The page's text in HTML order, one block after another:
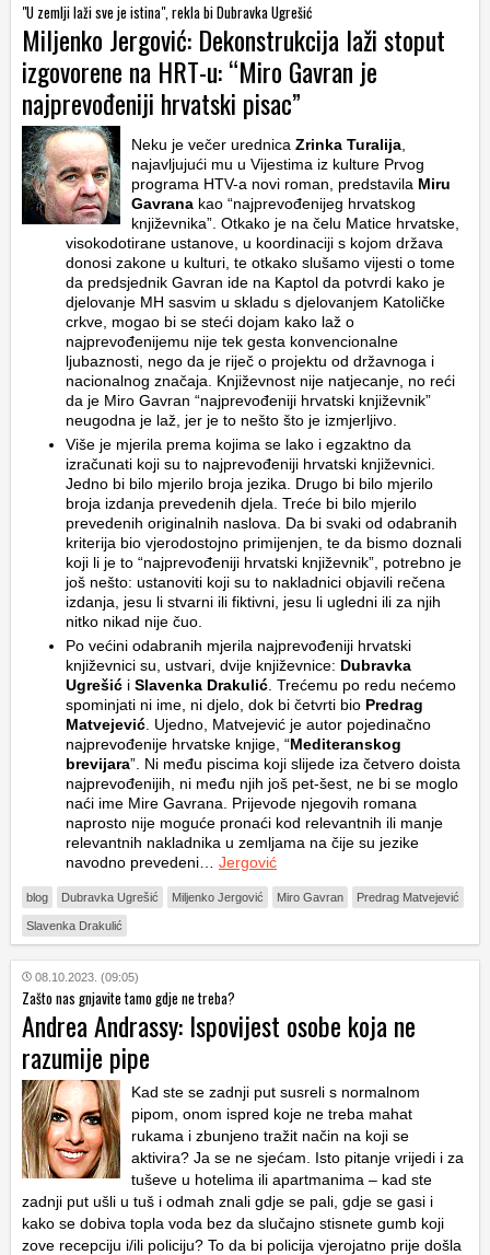
"U zemlji laži sve je istina", rekla bi Dubravka Ugrešić
Miljenko Jergović: Dekonstrukcija laži stoput
izgovorene na HRT-u: “Miro Gavran je
najprevođeniji hrvatski pisac”
Neku je večer urednica Zrinka Turalija
najavljujući mu u Vijestima iz kulture Prvog
programa HTV-a novi roman, predstavila Miru
Gavrana kao “najprevođenijeg hrvatskog
književnika”. Otkako je na čelu Matice hrvatske,
visokodotirane ustanove, u koordinaciji s kojom država
donosi zakone u kulturi, te otkako slušamo vijesti o tome
da predsjednik Gavran ide na Kaptol da potvrdi kako je
djelovanje MH sasvim u skladu s djelovanjem Katoličke
crkve, mogao bi se steći dojam kako laž o
najprevođenijemu nije tek gesta konvencionalne
ljubaznosti, nego da je riječ o projektu od državnoga i
nacionalnog značaja. Književnost nije natjecanje, no reći
da je Miro Gavran “najprevođeniji hrvatski književnik”
neugodna je laž, jer je to nešto što je izmjerljivo.
Više je mjerila prema kojima se lako i egzaktno da
izračunati koji su to najprevođeniji hrvatski književnici.
Jedno bi bilo mjerilo broja jezika. Drugo bi bilo mjerilo
broja izdanja prevedenih djela. Treće bi bilo mjerilo
prevedenih originalnih naslova. Da bi svaki od odabranih
kriterija bio vjerodostojno primijenjen, te da bismo doznali
koji li je to “najprevođeniji hrvatski književnik”, potrebno je
još nešto: ustanoviti koji su to nakladnici objavili rečena
izdanja, jesu li stvarni ili fiktivni, jesu li ugledni ili za njih
nitko nikad nije čuo.
Po većini odabranih mjerila najprevođeniji hrvatski
književnici su, ustvari, dvije književnice: Dubravka
Ugrešić i Slavenka Drakulić . Trećemu po redu nećemo
spominjati ni ime, ni djelo, dok bi četvrti bio Predrag
Matvejević . Ujedno, Matvejević je autor pojedinačno
najprevođenije hrvatske knjige, “Mediteranskog
brevijara”. Ni među piscima koji slijede iza četvero doista
najprevođenijih, ni među njih još pet-šest, ne bi se moglo
naći ime Mire Gavrana. Prijevode njegovih romana
naprosto nije moguće pronaći kod relevantnih ili manje
relevantnih nakladnika u zemljama na čije su jezike
navodno prevedeni… Jergović
blog Dubravka Ugrešić Miljenko Jergović Miro Gavran Predrag Matvejević
Slavenka Drakulić
08.10.2023. (09:05)
Zašto nas gnjavite tamo gdje ne treba?
Andrea Andrassy: Ispovijest osobe koja ne
razumije pipe
Kad ste se zadnji put susreli s normalnom
pipom, onom ispred koje ne treba mahat
rukama i zbunjeno tražit način na koji se
aktivira? Ja se ne sjećam. Isto pitanje vrijedi i za
tuševe u hotelima ili apartmanima – kad ste
zadnji put ušli u tuš i odmah znali gdje se pali, gdje se gasi i
kako se dobiva topla voda bez da slučajno stisnete gumb koji
zove recepciju i/ili policiju? To da bi policija vjerojatno prije došla